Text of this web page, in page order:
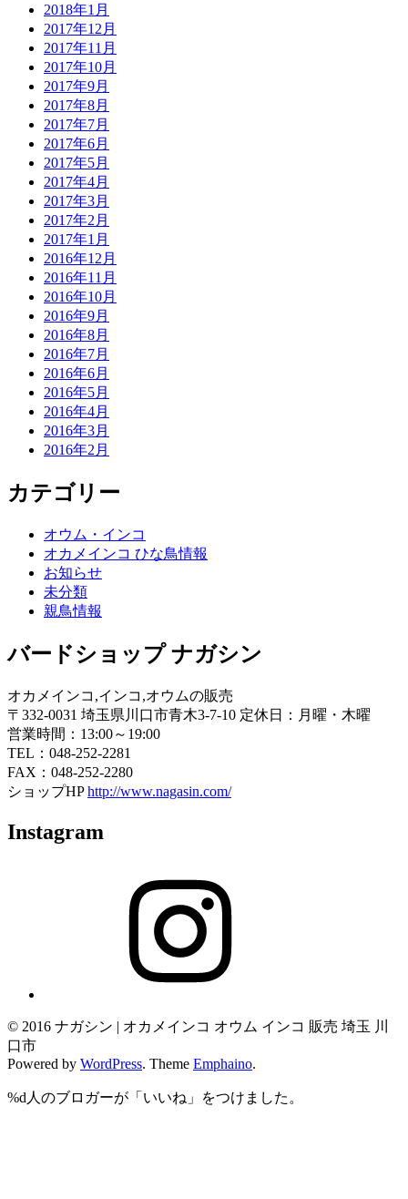
2018年1月
2017年12月
2017年11月
2017年10月
2017年9月
2017年8月
2017年7月
2017年6月
2017年5月
2017年4月
2017年3月
2017年2月
2017年1月
2016年12月
2016年11月
2016年10月
2016年9月
2016年8月
2016年7月
2016年6月
2016年5月
2016年4月
2016年3月
2016年2月
カテゴリー
オウム・インコ
オカメインコ ひな鳥情報
お知らせ
未分類
親鳥情報
バードショップ ナガシン
オカメインコ,インコ,オウムの販売
〒332-0031 埼玉県川口市青木3-7-10 定休日：月曜・木曜
営業時間：13:00～19:00
TEL：048-252-2281
FAX：048-252-2280
ショップHPhttp://www.nagasin.com/
Instagram
© 2016 ナガシン | オカメインコ オウム インコ 販売 埼玉 川
口市
Powered by WordPress. Theme Emphaino.
%d 人のブロガーが「いいね」をつけました。